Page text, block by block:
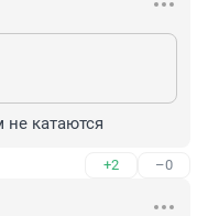
катаются
+2 –0